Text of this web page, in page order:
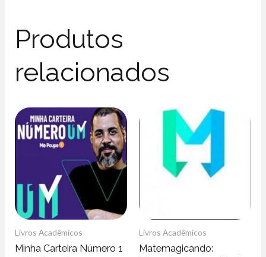
Produtos
relacionados
Livros Acadêmicos
Minha Carteira Número 1
Livros Acadêmicos
Matemagicando: